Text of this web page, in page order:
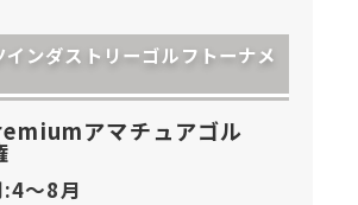
インダストリーゴルフトーナメ
アマチュアゴル
〜8月